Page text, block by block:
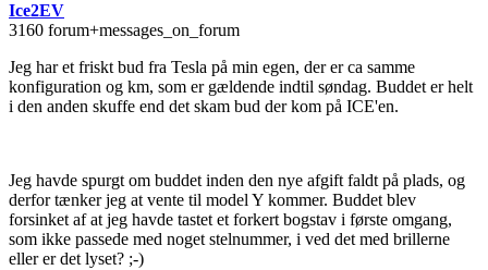
Ice2EV
3160 forum+messages_on_forum
Jeg har et friskt bud fra Tesla på min egen, der er ca samme
konfiguration og km, som er gældende indtil søndag. Buddet er helt
i den anden skuffe end det skam bud der kom på ICE'en.
Jeg havde spurgt om buddet inden den nye afgift faldt på plads, og
derfor tænker jeg at vente til model Y kommer. Buddet blev
forsinket af at jeg havde tastet et forkert bogstav i første omgang,
som ikke passede med noget stelnummer, i ved det med brillerne
eller er det lyset? ;-)